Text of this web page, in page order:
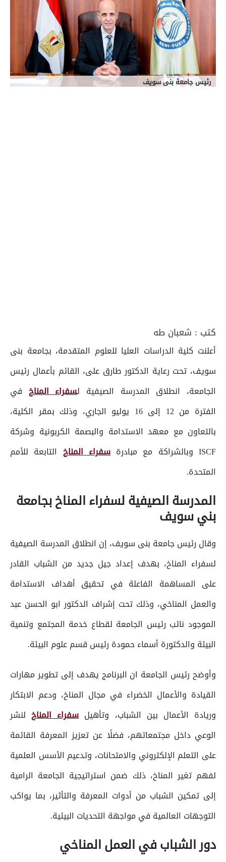
رئيس جامعة بنى سويف
كتب : شعبان طه
أعلنت كلية الدراسات العليا للعلوم المتقدمة، بجامعة بنى
سويف، تحت رعاية الدكتور طارق على، القائم بأعمال رئيس
الجامعة، انطلاق المدرسة الصيفية لسفراء المناخ في
الفترة من 12 إلى 16 يوليو الجاري، وذلك بمقر الكلية،
بالتعاون مع معهد الاستدامة والبصمة الكربونية وشركة
ISCF وبالشراكة مع مبادرة
سفراء المناخ التابعة للأمم
المتحدة.
المدرسة الصيفية لسفراء المناخ بجامعة
بني سويف
وقال رئيس جامعة بنى سويف، إن انطلاق المدرسة الصيفية
لسفراء المناخ، بهدف إعداد جيل جديد من الشباب القادر
على المساهمة الفاعلة في تحقيق أهداف الاستدامة
والعمل المناخي، وذلك تحت إشراف الدكتور ابو الحسن عبد
الموجود نائب رئيس الجامعة لقطاع خدمة المجتمع وتنمية
البيئة والدكتورة أسماء حمودة رئيس قسم علوم البيئة.
وأوضح رئيس الجامعة ان البرنامج يهدف إلى تطوير مهارات
القيادة والأعمال الخضراء في مجال المناخ، ودعم الابتكار
وريادة الأعمال بين الشباب، وتأهيلسفراء المناخلنشر
الوعي داخل مجتمعاتهم، فضلًا عن تعزيز المعرفة القائمة
على التعلم الإلكتروني والامتحانات، وتدعيم الأسس العلمية
لفهم تغير المناخ، ذلك ضمن استراتيجية الجامعة الرامية
إلى تمكين الشباب من أدوات المعرفة والتأثير، بما يواكب
التوجهات العالمية في مواجهة التحديات البيئية.
دور الشباب في العمل المناخي